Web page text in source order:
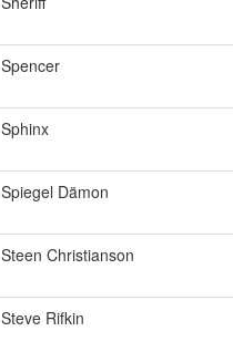
Spencer
Sphinx
Spiegel Dämon
Steen Christianson
Steve Rifkin